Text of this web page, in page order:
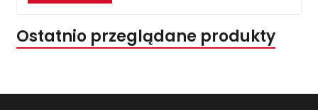
Ostatnio przeglądane produkty